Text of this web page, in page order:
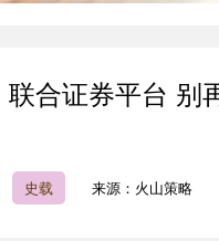
联合证券平台 别
史载 来源：火山策略